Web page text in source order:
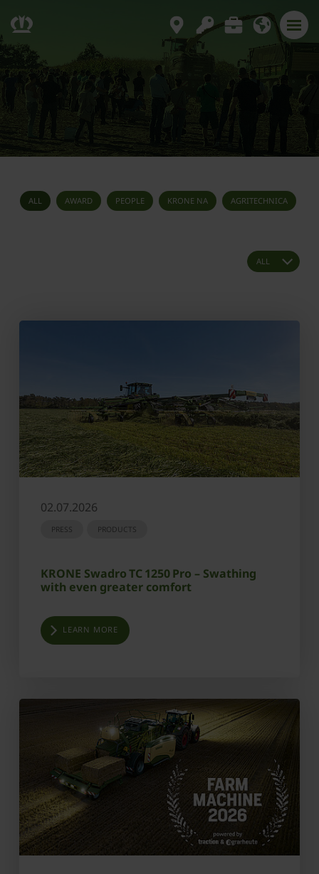
ALL AWARD PEOPLE KRONE NA AGRITECHNICA
02.07.2026
PRESS PRODUCTS
KRONE Swadro TC 1250 Pro – Swathing
with even greater comfort
LEARN MORE